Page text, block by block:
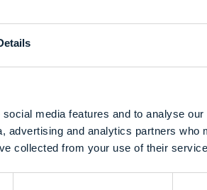
media features and to analyse
advertising and analytics partners who
collected from your use of their